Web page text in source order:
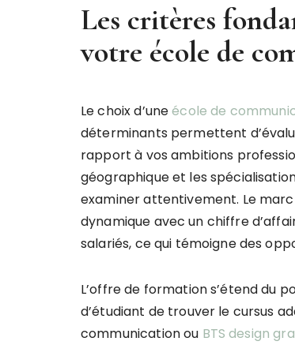
Les critères
votre école de
Le choix d’uneécole de
déterminants permettent
rapport à vos ambitions
géographique et les
examiner attentivement. Le
dynamique avec un chiffre
salariés, ce qui témoigne des
L’offre de formation s’étend du
d’étudiant de trouver le cursus
communication ou BTS design